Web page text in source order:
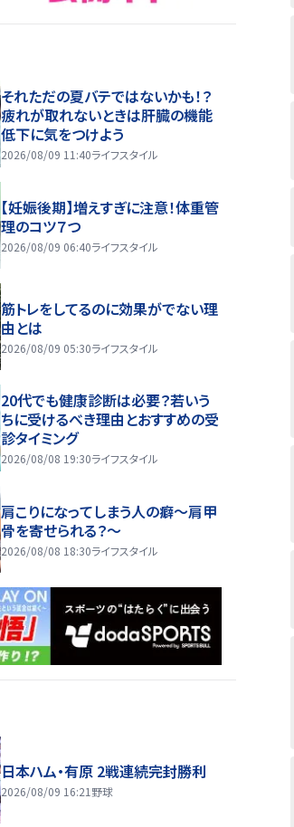
それただの夏バテではないかも！？
疲れが取れないときは肝臓の機能
低下に気をつけよう
2026/08/09 11:40ライフスタイル
【妊娠後期】増えすぎに注意！体重管
理のコツ７つ
2026/08/09 06:40ライフスタイル
筋トレをしてるのに効果がでない理
由とは
2026/08/09 05:30ライフスタイル
20代でも健康診断は必要？若いう
ちに受けるべき理由とおすすめの受
診タイミング
2026/08/08 19:30ライフスタイル
肩こりになってしまう人の癖～肩甲
骨を寄せられる？～
2026/08/08 18:30ライフスタイル
日本ハム・有原 2戦連続完封勝利
2026/08/09 16:21 野球